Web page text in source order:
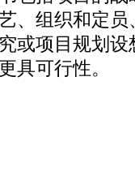
、组织和定
或项目规划
具可行性。